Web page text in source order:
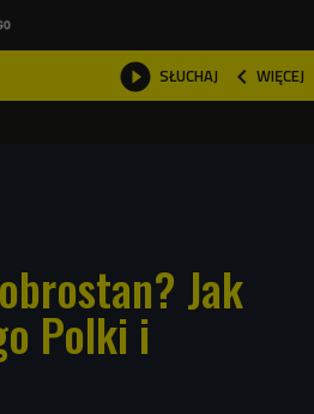
 SŁUCHAJ  WIĘCEJ

Jak
Polki i